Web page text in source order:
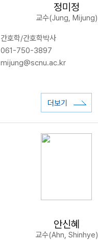
정미정
교수(Jung, Mijung)
간호학/간호학박사
061-750-3897
mijung@scnu.ac.kr
더보기
안신혜
교수(Ahn, Shinhye)